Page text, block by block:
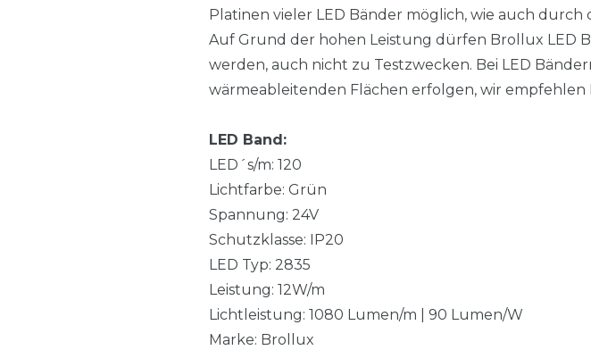
Platinen vieler LED Bänder möglich, wie auch
Auf Grund der hohen Leistung dürfen Brollux LED
werden, auch nicht zu Testzwecken. Bei LED
wärmeableitenden Flächen erfolgen, wir
LED Band:
LED´s/m: 120
Lichtfarbe: Grün
Spannung: 24V
Schutzklasse: IP20
LED Typ: 2835
Leistung: 12W/m
Lichtleistung: 1080 Lumen/m | 90 Lumen/W
Marke: Brollux